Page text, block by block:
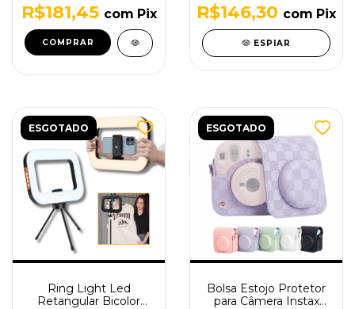
R$181,45 com Pix R$146,30 com Pix
ESPIAR
ESGOTADO
Ring Light Led
Retangular Bicolor
ESGOTADO
Bolsa Estojo Protetor
para Câmera Instax